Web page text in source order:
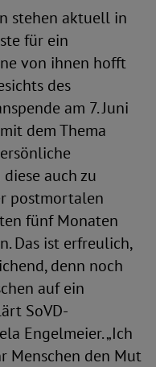
stehen aktuell in
für ein
von ihnen hofft
des
am 7. Juni
dem Thema
auch zu
postmortalen
fünf Monaten
Das ist erfreulich,
denn noch
auf ein
SoVD-
Engelmeier. „Ich
Menschen den Mut